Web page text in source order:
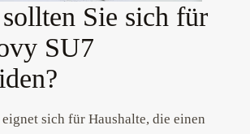
Sie sich für
SU7
sich für Haushalte, die einen